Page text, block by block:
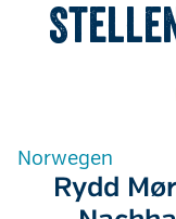
Norwegen
Rydd